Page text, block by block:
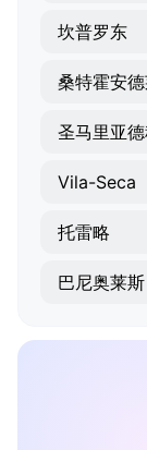
坎普罗东
桑特霍安
圣马里亚
Vila-Seca
托雷略
巴尼奥莱斯